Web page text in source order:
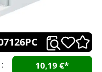
10,19 €*